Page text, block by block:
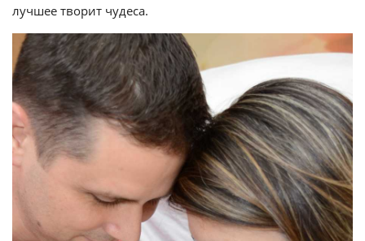
лучшее творит чудеса.